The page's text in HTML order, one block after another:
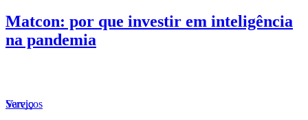
Matcon: por que investir em inteligência
na pandemia
Serviços
Varejo